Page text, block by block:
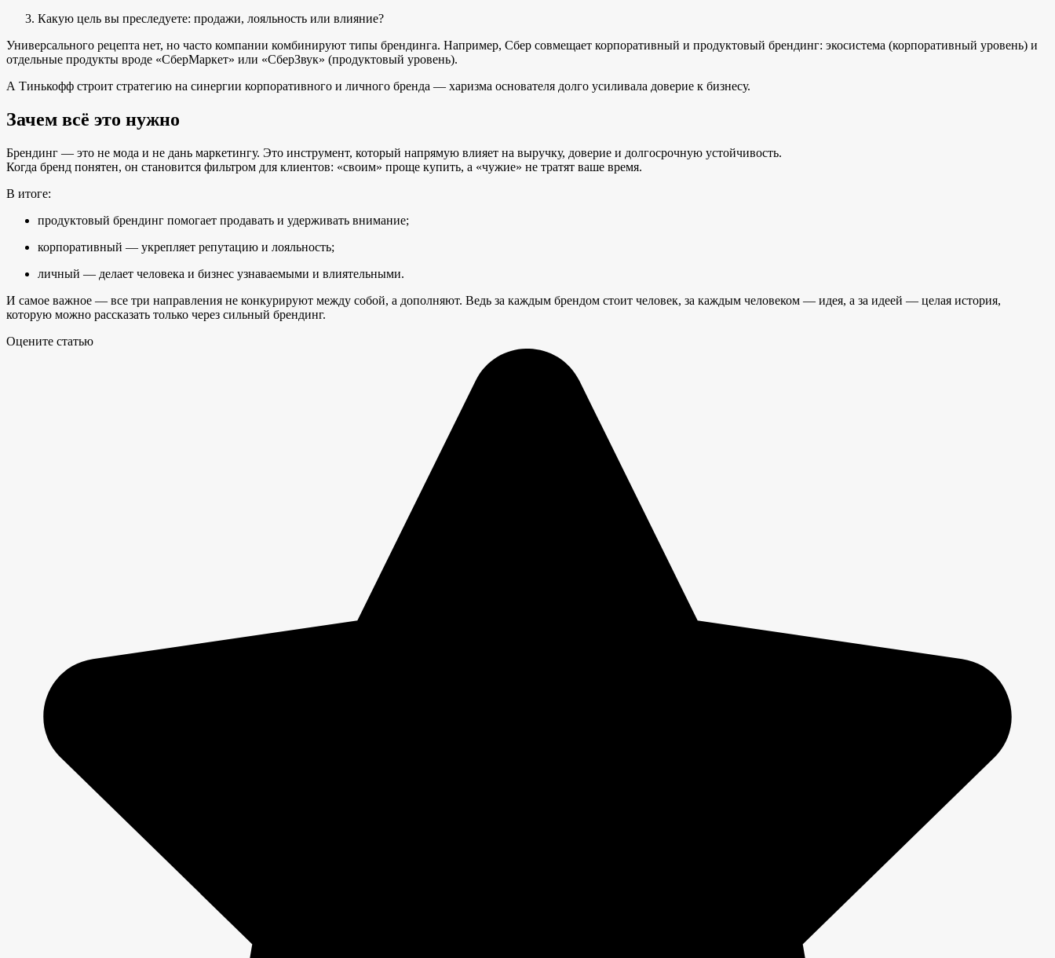
Какую цель вы преследуете: продажи, лояльность или влияние?
Универсального рецепта нет, но часто компании комбинируют типы брендинга. Например, Сбер совмещает корпоративный и продуктовый брендинг: экосистема (корпоративный уровень) и
отдельные продукты вроде «СберМаркет» или «СберЗвук» (продуктовый уровень).
А Тинькофф строит стратегию на синергии корпоративного и личного бренда — харизма основателя долго усиливала доверие к бизнесу.
Зачем всё это нужно
Брендинг — это не мода и не дань маркетингу. Это инструмент, который напрямую влияет на выручку, доверие и долгосрочную устойчивость.
Когда бренд понятен, он становится фильтром для клиентов: «своим» проще купить, а «чужие» не тратят ваше время.
В итоге:
продуктовый брендинг помогает продавать и удерживать внимание;
корпоративный — укрепляет репутацию и лояльность;
личный — делает человека и бизнес узнаваемыми и влиятельными.
И самое важное — все три направления не конкурируют между собой, а дополняют. Ведь за каждым брендом стоит человек, за каждым человеком — идея, а за идеей — целая история,
которую можно рассказать только через сильный брендинг.
Оцените статью